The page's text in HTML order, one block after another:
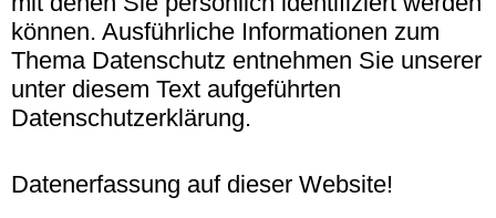
können. Ausführliche Informationen zum
Thema Datenschutz entnehmen Sie unserer
unter diesem Text aufgeführten
Datenschutzerklärung.
Datenerfassung auf dieser Website!